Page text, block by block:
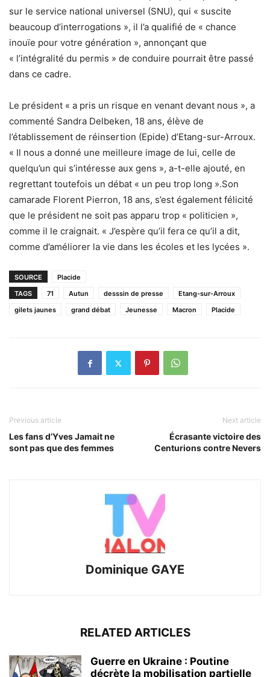
sur le service national universel (SNU), qui « suscite
beaucoup d’interrogations », il l’a qualifié de « chance
inouïe pour votre génération », annonçant que
« l’intégralité du permis » de conduire pourrait être passé
dans ce cadre.
Le président « a pris un risque en venant devant nous », a
commenté Sandra Delbeken, 18 ans, élève de
l’établissement de réinsertion (Epide) d’Etang-sur-Arroux.
« Il nous a donné une meilleure image de lui, celle de
quelqu’un qui s’intéresse aux gens », a-t-elle ajouté, en
regrettant toutefois un débat « un peu trop long ».Son
camarade Florent Pierron, 18 ans, s’est également félicité
que le président ne soit pas apparu trop « politicien »,
comme il le craignait. « J’espère qu’il fera ce qu’il a dit,
comme d’améliorer la vie dans les écoles et les lycées ».
SOURCE
Placide
TAGS
71 Autun desssin de presse
Etang-sur-Arroux
gilets jaunes
grand débat Jeunesse Macron Placide
Previous article
Les fans d’Yves Jamait ne
sont pas que des femmes
Next article
Écrasante victoire des
Centurions contre Nevers
Dominique GAYE
RELATED ARTICLES
Guerre en Ukraine : Poutine
décrète la mobilisation partielle